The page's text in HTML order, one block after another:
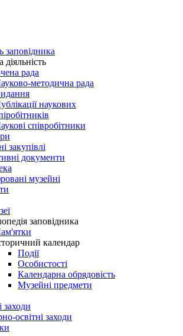
заповідника
діяльність
рада
методична рада
наукових
співробітники
закупівлі
документи
музейні
заповідника
календар
Події
Особистості
Календарна обрядовість
Музейні предмети
заходи
освітні заходи